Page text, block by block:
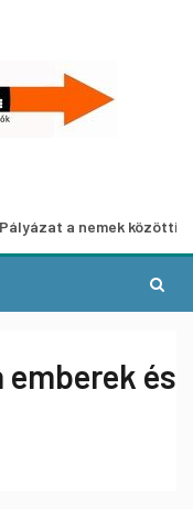
a nemek közötti
és